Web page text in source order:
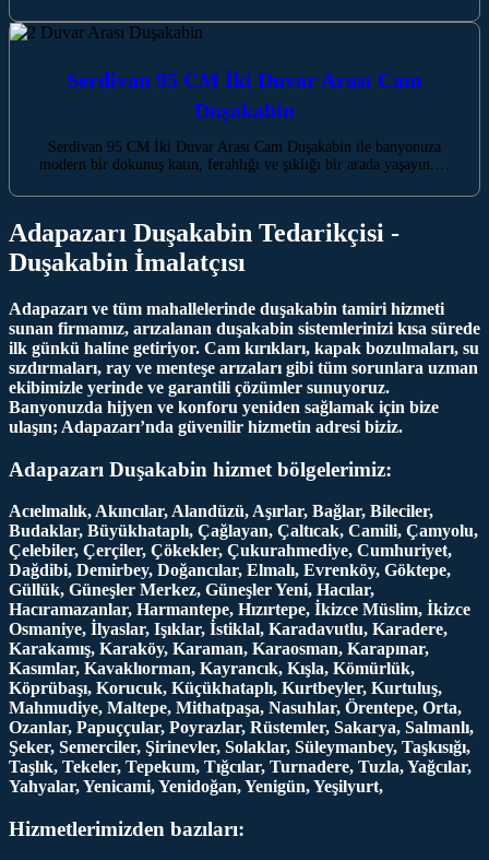
Serdivan 95 CM İki Duvar Arası Cam
Duşakabin
Serdivan 95 CM İki Duvar Arası Cam Duşakabin ile banyonuza
modern bir dokunuş katın, ferahlığı ve şıklığı bir arada yaşayın.…
Adapazarı Duşakabin Tedarikçisi -
Duşakabin İmalatçısı
Adapazarı ve tüm mahallelerinde duşakabin tamiri hizmeti
sunan firmamız, arızalanan duşakabin sistemlerinizi kısa sürede
ilk günkü haline getiriyor. Cam kırıkları, kapak bozulmaları, su
sızdırmaları, ray ve menteşe arızaları gibi tüm sorunlara uzman
ekibimizle yerinde ve garantili çözümler sunuyoruz.
Banyonuzda hijyen ve konforu yeniden sağlamak için bize
ulaşın; Adapazarı’nda güvenilir hizmetin adresi biziz.
Adapazarı Duşakabin hizmet bölgelerimiz:
Acıelmalık, Akıncılar, Alandüzü, Aşırlar, Bağlar, Bileciler,
Budaklar, Büyükhataplı, Çağlayan, Çaltıcak, Camili, Çamyolu,
Çelebiler, Çerçiler, Çökekler, Çukurahmediye, Cumhuriyet,
Dağdibi, Demirbey, Doğancılar, Elmalı, Evrenköy, Göktepe,
Güllük, Güneşler Merkez, Güneşler Yeni, Hacılar,
Hacıramazanlar, Harmantepe, Hızırtepe, İkizce Müslim, İkizce
Osmaniye, İlyaslar, Işıklar, İstiklal, Karadavutlu, Karadere,
Karakamış, Karaköy, Karaman, Karaosman, Karapınar,
Kasımlar, Kavaklıorman, Kayrancık, Kışla, Kömürlük,
Köprübaşı, Korucuk, Küçükhataplı, Kurtbeyler, Kurtuluş,
Mahmudiye, Maltepe, Mithatpaşa, Nasuhlar, Örentepe, Orta,
Ozanlar, Papuççular, Poyrazlar, Rüstemler, Sakarya, Salmanlı,
Şeker, Semerciler, Şirinevler, Solaklar, Süleymanbey, Taşkısığı,
Taşlık, Tekeler, Tepekum, Tığcılar, Turnadere, Tuzla, Yağcılar,
Yahyalar, Yenicami, Yenidoğan, Yenigün, Yeşilyurt,
Hizmetlerimizden bazıları: